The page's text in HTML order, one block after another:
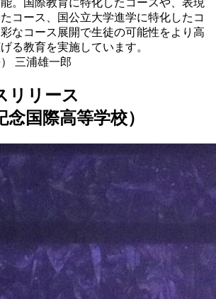
。国際教育に特化したコースや、表現
コース、国公立大学進学に特化したコ
なコース展開で生徒の可能性をより高
る教育を実施しています。
三浦雄一郎
リリース
念国際高等学校）